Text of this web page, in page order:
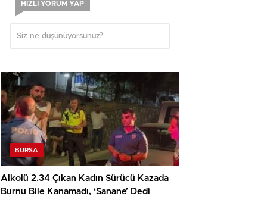
HIZLI YORUM YAP
BURSA
Alkolü 2.34 Çıkan Kadın Sürücü Kazada
Burnu Bile Kanamadı, ‘Sanane’ Dedi